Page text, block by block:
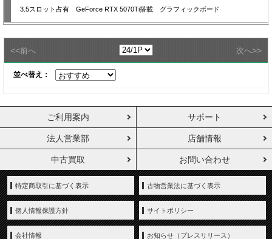
3.5スロット占有 GeForce RTX 5070Ti搭載 グラフィックボード
<<前へ 次へ>>
並べ替え：
ご利用案内 サポート
法人営業部 店舗情報
中古買取 お問い合わせ
特定商取引に基づく表示 古物営業法に基づく表示
個人情報保護方針 サイトポリシー
会社情報 お知らせ（プレスリリース）